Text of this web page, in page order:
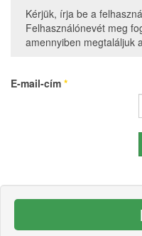
Kérjük, írja be a
Felhasználónevét meg
amennyiben megtaláljuk
E-mail-cím *